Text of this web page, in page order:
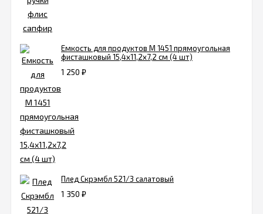
Емкость для продуктов М 1451 прямоугольная
фисташковый 15,4x11,2x7,2 см (4 шт)
1 250 ₽
Плед Скрэмбл 521/3 салатовый
1 350 ₽